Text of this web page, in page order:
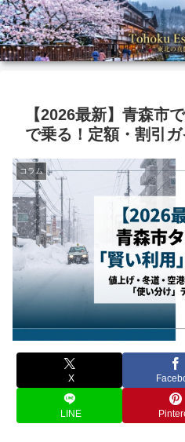
【2026最新】青森市
で乗る！定額・割引ガ
コラム
X
LINE